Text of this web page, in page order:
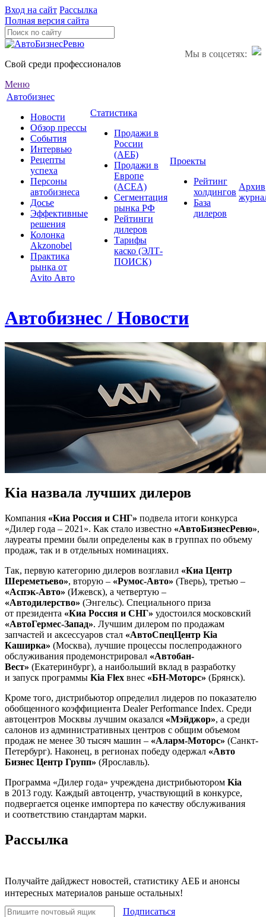
Вход на сайт Рассылка
Полная версия сайта
Мы в соцсетях:
Свой среди профессионалов
Меню
Автобизнес
Новости
Обзор прессы
События
Интервью
Рецепты
успеха
Персоны
автобизнеса
Досье
Эффективные
решения
Колонка
Akzonobel
Практика
рынка от
Аvito Авто
Статистика
Продажи в
России
(АЕБ)
Продажи в
Европе
(ACEA)
Сегментация
рынка РФ
Рейтинги
дилеров
Тарифы
каско (ЭЛТ-
ПОИСК)
Проекты
Рейтинг
холдингов
База
дилеров
Архив
Автобизнес / Новости
Kia назвала лучших дилеров
Компания «Киа Россия и СНГ» подвела итоги конкурса
«Дилер года – 2021». Как стало известно «АвтоБизнесРевю»,
лауреаты премии были определены как в группах по объему
продаж, так и в отдельных номинациях.
Так, первую категорию дилеров возглавил «Киа Центр
Шереметьево», вторую – «Румос-Авто» (Тверь), третью –
«Аспэк-Авто» (Ижевск), а четвертую –
«Автодилерство» (Энгельс). Специального приза
от президента «Киа Россия и СНГ» удостоился московский
«АвтоГермес-Запад». Лучшим дилером по продажам
запчастей и аксессуаров стал «АвтоСпецЦентр Kia
Каширка» (Москва), лучшие процессы послепродажного
обслуживания продемонстрировал «Автобан-
Вест» (Екатеринбург), а наибольший вклад в разработку
и запуск программы Kia Flex внес «БН-Моторс» (Брянск).
Кроме того, дистрибьютор определил лидеров по показателю
обобщенного коэффициента Dealer Performance Index. Среди
автоцентров Москвы лучшим оказался «Мэйджор», а среди
салонов из административных центров с общим объемом
продаж не менее 30 тысяч машин – «Аларм-Моторс» (Санкт-
Петербург). Наконец, в регионах победу одержал «Авто
Бизнес Центр Групп» (Ярославль).
Программа «Дилер года» учреждена дистрибьютором Kia
в 2013 году. Каждый автоцентр, участвующий в конкурсе,
подвергается оценке импортера по качеству обслуживания
и соответствию стандартам марки.
Рассылка
Получайте дайджест новостей, статистику АЕБ и анонсы
интересных материалов раньше остальных!
Подписаться